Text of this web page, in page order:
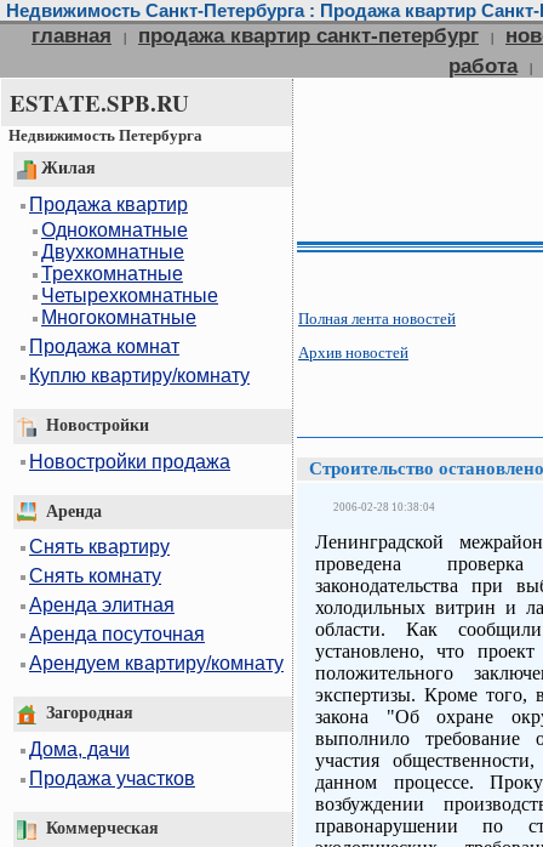
Недвижимость Санкт-Петербурга : Продажа квартир
главная | продажа квартир санкт-петербург |
работа
|
ESTATE.SPB.RU
Недвижимость Петербурга
Жилая
Продажа квартир
Однокомнатные
Двухкомнатные
Трехкомнатные
Четырехкомнатные
Многокомнатные
Продажа комнат
Куплю квартиру/комнату
Новостройки
Новостройки продажа
Аренда
Снять квартиру
Снять комнату
Аренда элитная
Аренда посуточная
Арендуем квартиру/комнату
Загородная
Дома, дачи
Продажа участков
Коммерческая
Полная лента новостей
Архив новостей
Строительство остановлено
2006-02-28 10:38:04
Ленинградской
проведена
законодательства при
холодильных витрин и
области. Как
установлено, что
положительного
экспертизы. Кроме того,
закона "Об охране
выполнило требование
участия
данном процессе.
возбуждении
правонарушении по